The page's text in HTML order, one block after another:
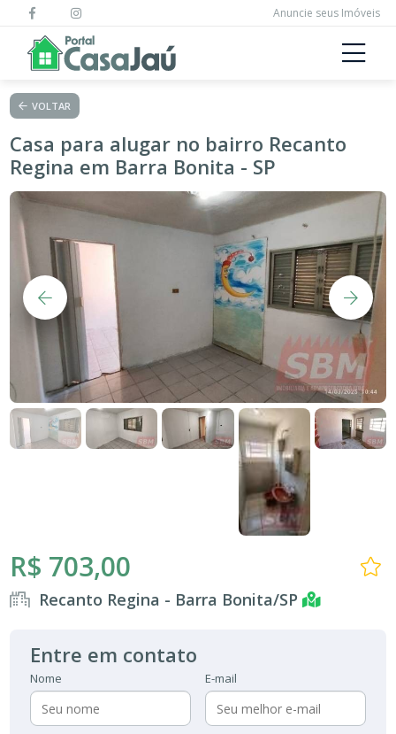
Anuncie seus Imóveis
VOLTAR
Casa para alugar no bairro Recanto
Regina em Barra Bonita - SP
R$ 703,00
Recanto Regina - Barra Bonita/SP
Entre em contato
Nome E-mail